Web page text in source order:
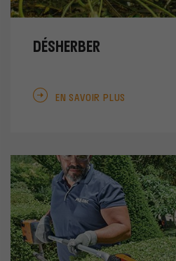
DÉSHERBER
EN SAVOIR PLUS